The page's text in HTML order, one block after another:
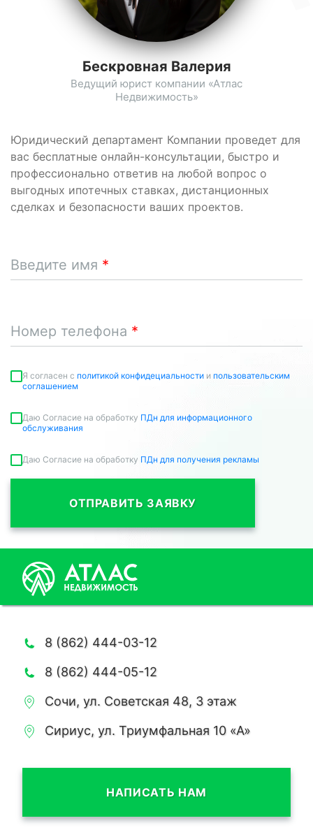
Юридический департамент Компании проведет для
вас бесплатные онлайн-консультации, быстро и
профессионально ответив на любой вопрос о
выгодных ипотечных ставках, дистанционных
сделках и безопасности ваших проектов.
Введите имя
Номер телефона
Я согласен c политикой конфидециальности и пользовательским
соглашением
Даю Согласие на обработку ПДн для информационного
обслуживания
Даю Согласие на обработку ПДн для получения рекламы
ОТПРАВИТЬ ЗАЯВКУ
Бескровная Валерия
Ведущий юрист компании «Атлас
Недвижимость»
8 (862) 444-03-12
8 (862) 444-05-12
Сочи, ул. Советская 48, 3 этаж
Сириус, ул. Триумфальная 10 «А»
НАПИСАТЬ НАМ